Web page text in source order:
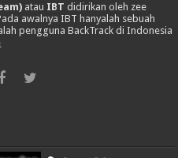
atau IBT didirikan oleh zee
awalnya IBT hanyalah sebuah
pengguna BackTrack di Indonesia